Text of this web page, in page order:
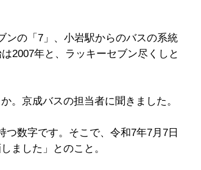
ンの「7」、小岩駅からのバスの系統
2007年と、ラッキーセブン尽くしと
。京成バスの担当者に聞きました。
つ数字です。そこで、令和7年7月7日
ました」とのこと。